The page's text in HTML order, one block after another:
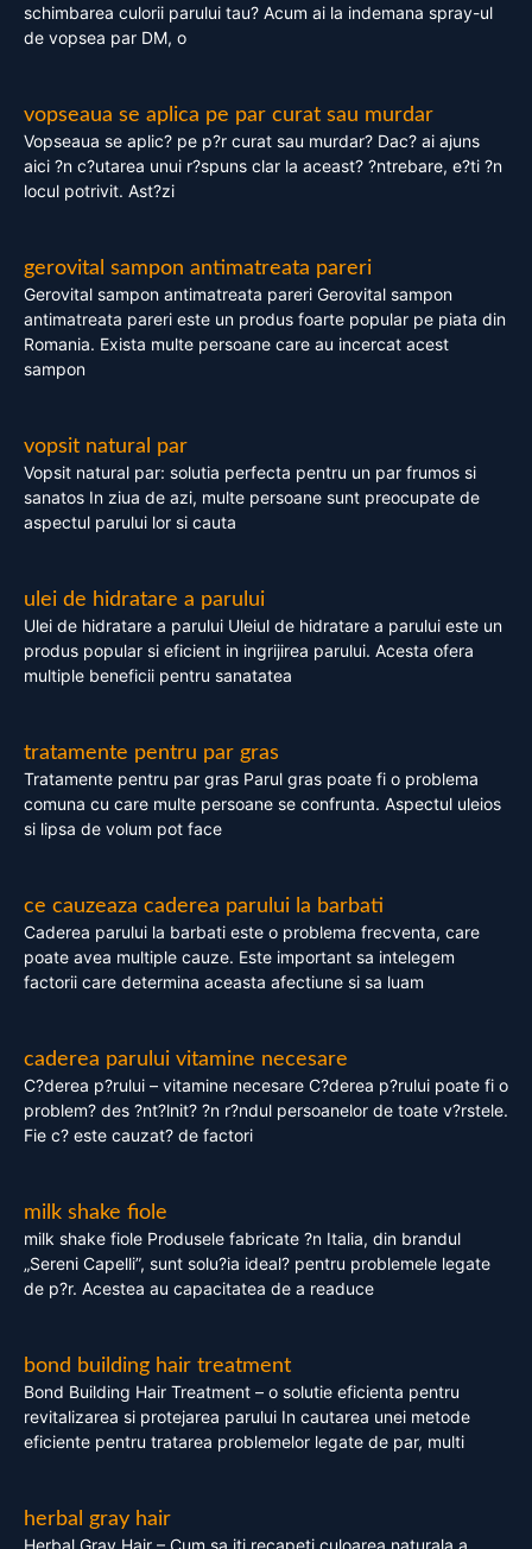
schimbarea culorii parului tau? Acum ai la indemana spray-ul
de vopsea par DM, o
vopseaua se aplica pe par curat sau murdar
Vopseaua se aplic? pe p?r curat sau murdar? Dac? ai ajuns
aici ?n c?utarea unui r?spuns clar la aceast? ?ntrebare, e?ti ?n
locul potrivit. Ast?zi
gerovital sampon antimatreata pareri
Gerovital sampon antimatreata pareri Gerovital sampon
antimatreata pareri este un produs foarte popular pe piata din
Romania. Exista multe persoane care au incercat acest
sampon
vopsit natural par
Vopsit natural par: solutia perfecta pentru un par frumos si
sanatos In ziua de azi, multe persoane sunt preocupate de
aspectul parului lor si cauta
ulei de hidratare a parului
Ulei de hidratare a parului Uleiul de hidratare a parului este un
produs popular si eficient in ingrijirea parului. Acesta ofera
multiple beneficii pentru sanatatea
tratamente pentru par gras
Tratamente pentru par gras Parul gras poate fi o problema
comuna cu care multe persoane se confrunta. Aspectul uleios
si lipsa de volum pot face
ce cauzeaza caderea parului la barbati
Caderea parului la barbati este o problema frecventa, care
poate avea multiple cauze. Este important sa intelegem
factorii care determina aceasta afectiune si sa luam
caderea parului vitamine necesare
C?derea p?rului – vitamine necesare C?derea p?rului poate fi o
problem? des ?nt?lnit? ?n r?ndul persoanelor de toate v?rstele.
Fie c? este cauzat? de factori
milk shake fiole
milk shake fiole Produsele fabricate ?n Italia, din brandul
„Sereni Capelli”, sunt solu?ia ideal? pentru problemele legate
de p?r. Acestea au capacitatea de a readuce
bond building hair treatment
Bond Building Hair Treatment – o solutie eficienta pentru
revitalizarea si protejarea parului In cautarea unei metode
eficiente pentru tratarea problemelor legate de par, multi
herbal gray hair